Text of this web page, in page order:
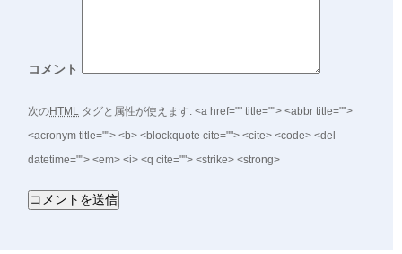
コメント
次のHTML タグと属性が使えます: <a href="" title=""> <abbr title="">
<acronym title=""> <b> <blockquote cite=""> <cite> <code> <del
datetime=""> <em> <i> <q cite=""> <strike> <strong>